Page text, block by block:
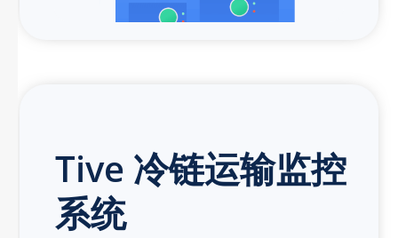
Tive 冷链运输监控
系统